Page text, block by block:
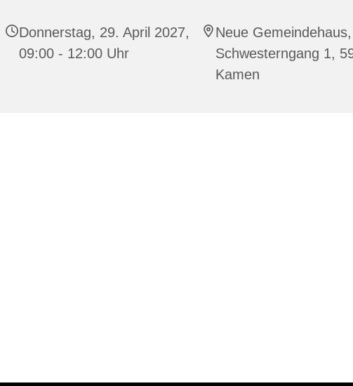
Donnerstag, 29. April 2027,
09:00 - 12:00 Uhr
Neue Gemeindehaus,
Schwesterngang 1,
Kamen